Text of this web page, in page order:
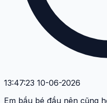
13:47:23 10-06-2026
Em bầu bé đầu nên cũng